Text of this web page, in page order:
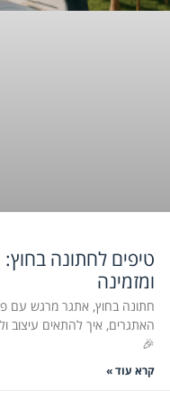
טיפים לחתונה
ומזמינה
חתונה בחוץ, אתגר מרגש עם
האתגרים, איך להתאים עיצוב
🎉
קרא עוד »